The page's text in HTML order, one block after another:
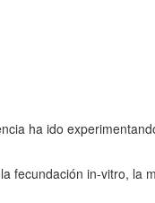
ha ido
fecundación in-vitro, la